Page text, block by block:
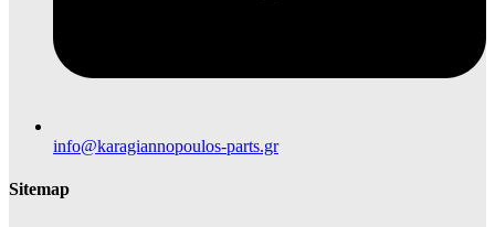
info@karagiannopoulos-parts.gr
Sitemap